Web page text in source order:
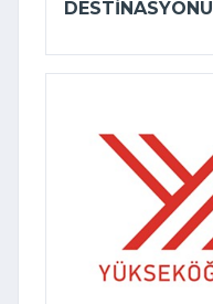
DESTINASYONU